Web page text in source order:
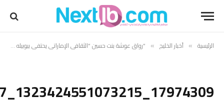
الرئيسية » أخبار الخليج » “رواق عوشة بنت حسين “الثقافي الإماراتي يحتفي بيوبيله الفضي برعاية وزير الثقافة وتنمية المعرفة في دبي
17974309_1323424551073215_1676989007_n